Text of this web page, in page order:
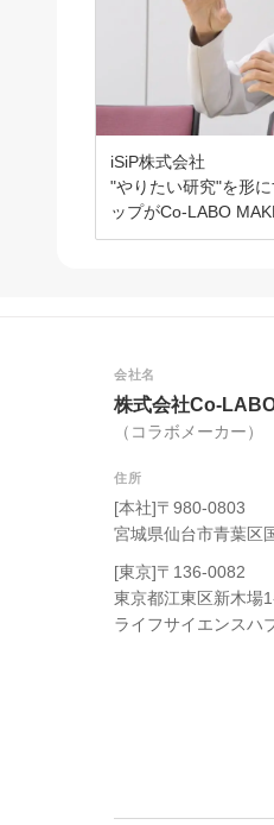
iSiP株式会社
"やりたい研究"を形
ップがCo-LABO
会社名
株式会社Co-
（コラボメーカー）
住所
[本社]〒980-0803
宮城県仙台市青葉区
[東京]〒136-0082
東京都江東区新木場
ライフサイエンスハ